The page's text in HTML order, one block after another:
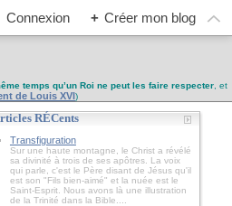
Connexion + Créer mon blog
temps qu’un Roi ne peut les faire respecter, et
de Louis XVI)
RÉCents
Transfiguration
Sur une haute montagne, le Christ a révélé
sa divinité à trois de ses apôtres. La voix
qui parle, c'est le Père disant de Jésus qu'il
est son "Fils bien-aimé" et la nuée est le
Saint-Esprit. Nous avons là une illustration
de la Trinité dans la Bible....